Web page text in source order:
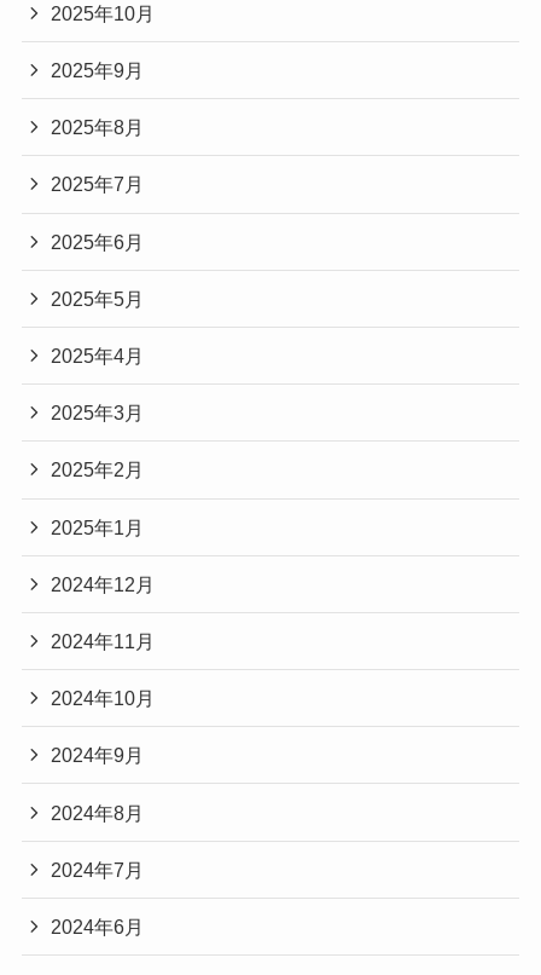
2025年10月
2025年9月
2025年8月
2025年7月
2025年6月
2025年5月
2025年4月
2025年3月
2025年2月
2025年1月
2024年12月
2024年11月
2024年10月
2024年9月
2024年8月
2024年7月
2024年6月